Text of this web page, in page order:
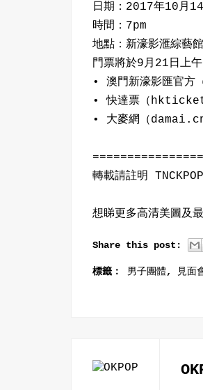
日期：2017年10月14
時間：7pm
地點：新濠影滙綜
門票將於9月21日上
• 澳門新濠影匯官
• 快達票（
• 大麥網（
轉載請註明
想睇更多高清美圖
Share this post:
標籤： 男子團體, 見面